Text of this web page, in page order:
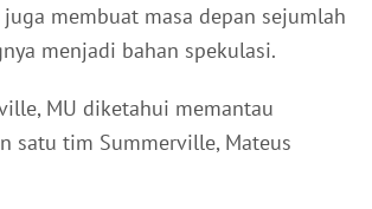
juga membuat masa depan sejumlah
menjadi bahan spekulasi.
MU diketahui memantau
satu tim Summerville, Mateus